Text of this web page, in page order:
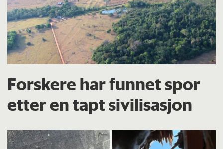
Forskere har funnet spor
etter en tapt sivilisasjon